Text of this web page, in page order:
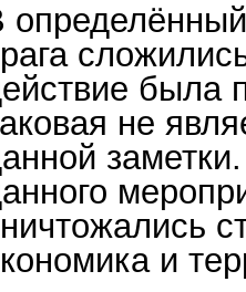
была
не
и